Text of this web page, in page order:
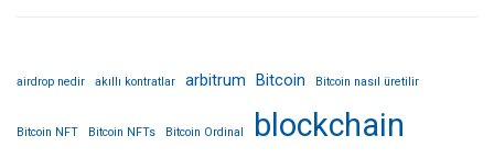
airdrop nedir akıllı kontratlar arbitrum Bitcoin Bitcoin nasıl üretilir
Bitcoin NFT Bitcoin NFTs Bitcoin Ordinal blockchain